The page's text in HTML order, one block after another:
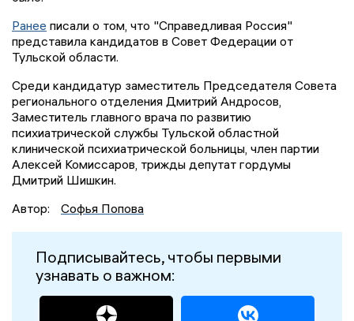
Ранее писали о том, что "Справедливая Россия"
представила кандидатов в Совет Федерации от
Тульской области.
Среди кандидатур заместитель Председателя Совета
регионального отделения Дмитрий Андросов,
Заместитель главного врача по развитию
психиатрической службы Тульской областной
клинической психиатрической больницы, член партии
Алексей Комиссаров, трижды депутат гордумы
Дмитрий Шишкин.
Автор:
Софья Попова
Подписывайтесь, чтобы первыми
узнавать о важном: